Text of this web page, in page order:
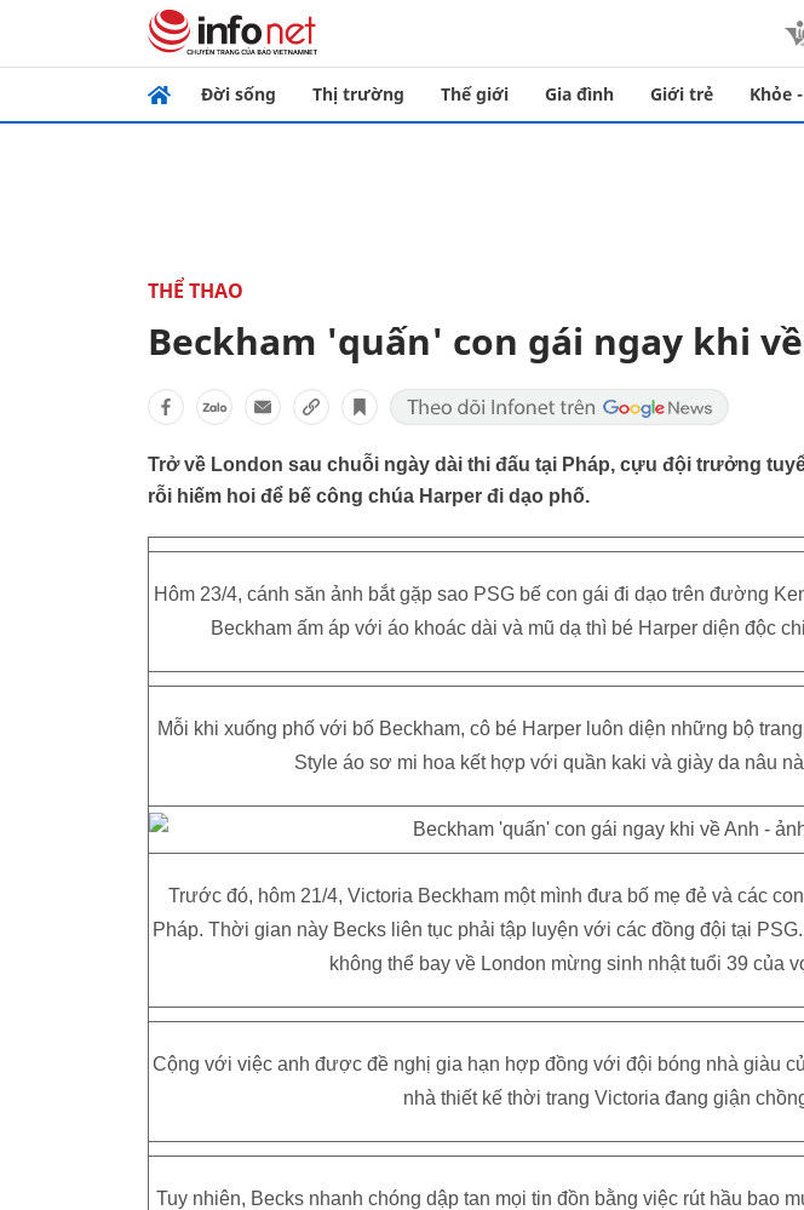
Đời sống Thị trường Thế giới Gia đình Giới trẻ Khỏe
THỂ THAO
Beckham 'quấn' con gái ngay khi
Trở về London sau chuỗi ngày dài thi đấu tại Pháp, cựu đội trưởng
rỗi hiếm hoi để bế công chúa Harper đi dạo phố.
Hôm 23/4, cánh săn ảnh bắt gặp sao PSG bế con gái đi dạo trên đường
Beckham ấm áp với áo khoác dài và mũ dạ thì bé Harper diện độc
Mỗi khi xuống phố với bố Beckham, cô bé Harper luôn diện những bộ
Style áo sơ mi hoa kết hợp với quần kaki và giày da nâu
Trước đó, hôm 21/4, Victoria Beckham một mình đưa bố mẹ đẻ và các
Pháp. Thời gian này Becks liên tục phải tập luyện với các đồng đội tại
không thể bay về London mừng sinh nhật tuổi 39 của
Cộng với việc anh được đề nghị gia hạn hợp đồng với đội bóng nhà giàu
nhà thiết kế thời trang Victoria đang giận
Tuy nhiên, Becks nhanh chóng dập tan mọi tin đồn bằng việc rút hầu bao